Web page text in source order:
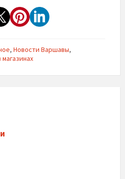
, Новости Варшавы,